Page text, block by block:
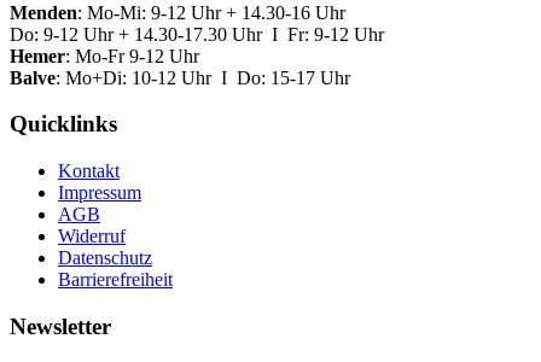
Menden: Mo-Mi: 9-12 Uhr + 14.30-16 Uhr
Do: 9-12 Uhr + 14.30-17.30 Uhr I Fr: 9-12 Uhr
Hemer: Mo-Fr 9-12 Uhr
Balve: Mo+Di: 10-12 Uhr I Do: 15-17 Uhr
Quicklinks
Kontakt
Impressum
AGB
Widerruf
Datenschutz
Barrierefreiheit
Newsletter